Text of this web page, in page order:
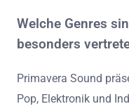
Welche Genres
besonders
Primavera Sound
Pop, Elektronik und